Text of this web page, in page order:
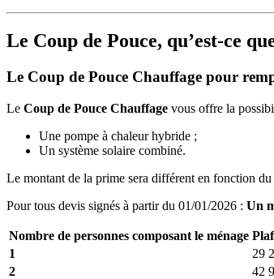
Le Coup de Pouce, qu’est-ce
Le Coup de Pouce Chauffage pour
Le Coup de Pouce Chauffage vous offre la
Une pompe à chaleur hybride ;
Un système solaire combiné.
Le montant de la prime sera différent en fonction
Pour tous devis signés à partir du 01/01/2026 : Un
Nombre de personnes composant le ménage
1
29
2
42